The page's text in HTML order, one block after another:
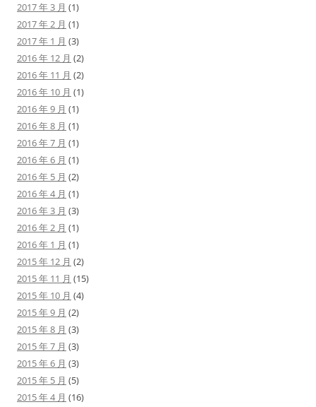
2017 年 3 月 (1)
2017 年 2 月 (1)
2017 年 1 月 (3)
2016 年 12 月 (2)
2016 年 11 月 (2)
2016 年 10 月 (1)
2016 年 9 月 (1)
2016 年 8 月 (1)
2016 年 7 月 (1)
2016 年 6 月 (1)
2016 年 5 月 (2)
2016 年 4 月 (1)
2016 年 3 月 (3)
2016 年 2 月 (1)
2016 年 1 月 (1)
2015 年 12 月 (2)
2015 年 11 月 (15)
2015 年 10 月 (4)
2015 年 9 月 (2)
2015 年 8 月 (3)
2015 年 7 月 (3)
2015 年 6 月 (3)
2015 年 5 月 (5)
2015 年 4 月 (16)